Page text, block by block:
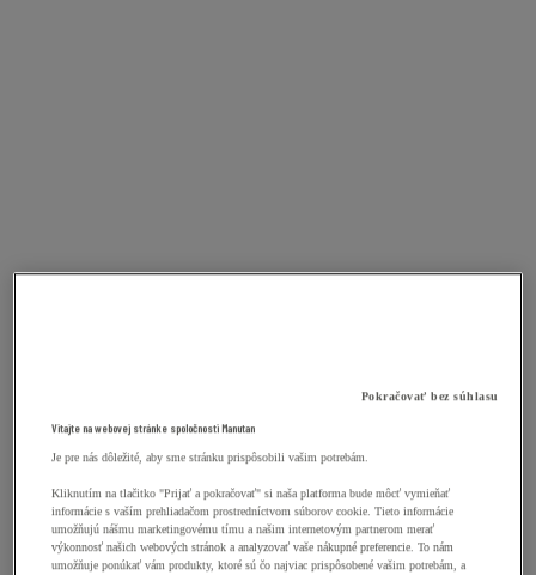
Pokračovať bez súhlasu
Vitajte na webovej stránke spoločnosti Manutan
Je pre nás dôležité, aby sme stránku prispôsobili vašim potrebám.
Kliknutím na tlačitko "Prijať a pokračovať" si naša platforma bude môcť vymieňať
informácie s vaším prehliadačom prostredníctvom súborov cookie. Tieto informácie
umožňujú nášmu marketingovému tímu a našim internetovým partnerom merať
výkonnosť našich webových stránok a analyzovať vaše nákupné preferencie. To nám
umožňuje ponúkať vám produkty, ktoré sú čo najviac prispôsobené vašim potrebám, a